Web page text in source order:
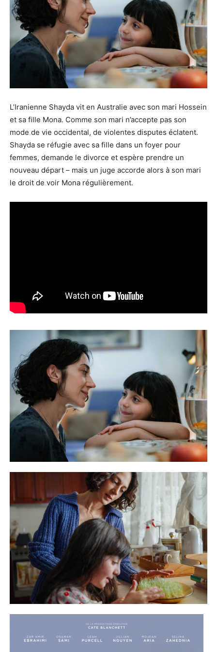
L’Iranienne Shayda vit en Australie avec son mari Hossein
et sa fille Mona. Comme son mari n’accepte pas son
mode de vie occidental, de violentes disputes éclatent.
Shayda se réfugie avec sa fille dans un foyer pour
femmes, demande le divorce et espère prendre un
nouveau départ – mais un juge accorde alors à son mari
le droit de voir Mona régulièrement.